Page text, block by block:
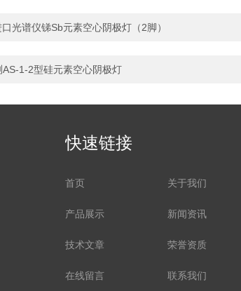
光谱仪锑Sb元素空心阴极灯（2脚）
AS-1-2型硅元素空心阴极灯
快速链接
首页 关于我们
产品展示 新闻资讯
技术文章 荣誉资质
在线留言 联系我们